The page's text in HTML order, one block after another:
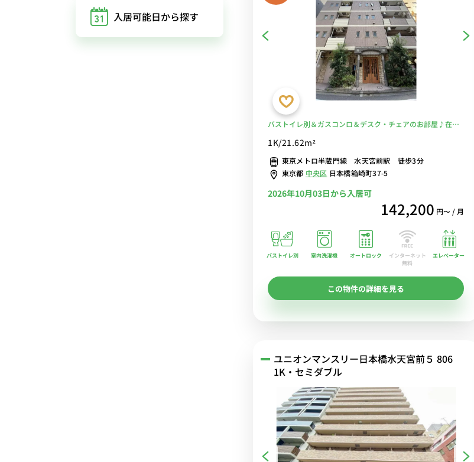
バストイレ別＆ガスコンロ＆デスク・チェアのお部屋♪在宅
べるWi-Fi格安レンタル中！
1K/21.62m²
東京メトロ半蔵門線 水天宮前駅 徒歩3分
東京都 中央区 日本橋箱崎町37-5
2026年10月03日から入居可
142,200 円〜 / 月
バストイレ別 室内洗濯機 オートロック
インターネット
無料
エレベーター
この物件の詳細を見る
ユニオンマンスリー日本橋水天宮前５ 806
1K・セミダブル
入居可能日から探す